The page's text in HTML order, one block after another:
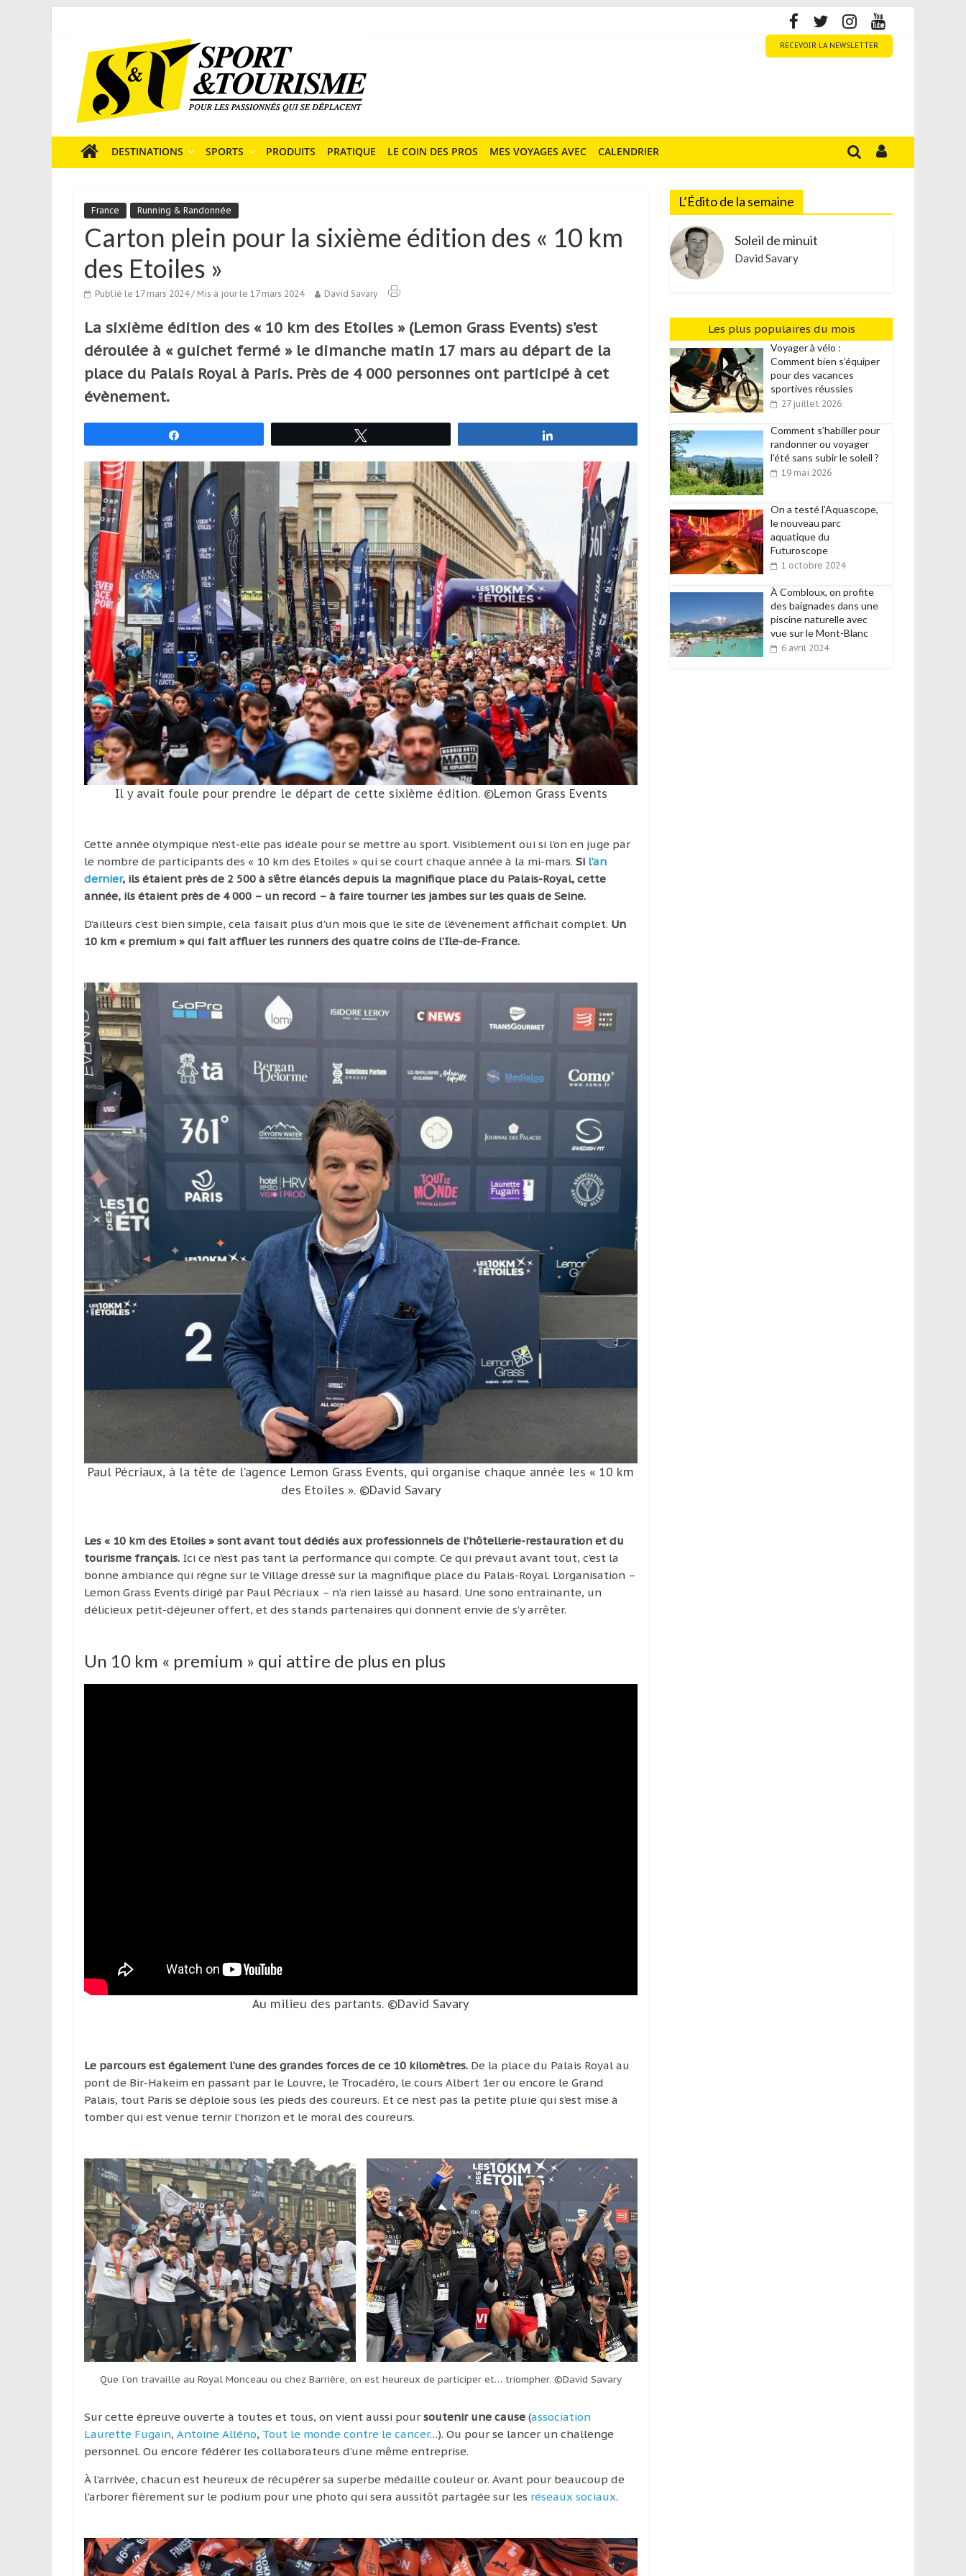
content
Tourisme
est
un
média
sur
sportif
qui
s’adresse
aux
ponctuels
ou
réguliers,
pratiquants,
passionnés
simples
spectateurs
se
déplacent
en
France
l’étranger
pour
assouvir
leur
passion,
tout
en
profitant
de
découverte
culturelle
d’une
région
RECEVOIR LA NEWSLETTER
DESTINATIONS SPORTS PRODUITS PRATIQUE LE COIN DES PROS MES VOYAGES AVEC CALENDRIER
France Running & Randonnée
Carton plein pour la sixième édition des « 10 km
des Etoiles »
Publié le 17 mars 2024/ Mis à jour le 17 mars 2024 David Savary
La sixième édition des « 10 km des Etoiles » (Lemon Grass Events) s’est
déroulée à « guichet fermé » le dimanche matin 17 mars au départ de la
place du Palais Royal à Paris. Près de 4 000 personnes ont participé à cet
évènement.
Il y avait foule pour prendre le départ de cette sixième édition. ©Lemon Grass Events
Cette année olympique n’est-elle pas idéale pour se mettre au sport. Visiblement oui si l’on en juge par
le nombre de participants des « 10 km des Etoiles » qui se court chaque année à la mi-mars. Si l’an
dernier, ils étaient près de 2 500 à s’être élancés depuis la magnifique place du Palais-Royal, cette
année, ils étaient près de 4 000 – un record – à faire tourner les jambes sur les quais de Seine.
D’ailleurs c’est bien simple, cela faisait plus d’un mois que le site de l’évènement affichait complet. Un
10 km « premium » qui fait affluer les runners des quatre coins de l’Ile-de-France.
Paul Pécriaux, à la tête de l’agence Lemon Grass Events, qui organise chaque année les « 10 km
des Etoiles ». ©David Savary
Les « 10 km des Etoiles » sont avant tout dédiés aux professionnels de l’hôtellerie-restauration et du
tourisme français. Ici ce n’est pas tant la performance qui compte. Ce qui prévaut avant tout, c’est la
bonne ambiance qui règne sur le Village dressé sur la magnifique place du Palais-Royal. L’organisation –
Lemon Grass Events dirigé par Paul Pécriaux – n’a rien laissé au hasard. Une sono entrainante, un
délicieux petit-déjeuner offert, et des stands partenaires qui donnent envie de s’y arrêter.
Un 10 km « premium » qui attire de plus en plus
Au milieu des partants. ©David Savary
Le parcours est également l’une des grandes forces de ce 10 kilomètres. De la place du Palais Royal au
pont de Bir-Hakeim en passant par le Louvre, le Trocadéro, le cours Albert 1er ou encore le Grand
Palais, tout Paris se déploie sous les pieds des coureurs. Et ce n’est pas la petite pluie qui s’est mise à
tomber qui est venue ternir l’horizon et le moral des coureurs.
Que l’on travaille au Royal Monceau ou chez Barrière, on est heureux de participer et… triompher. ©David Savary
Sur cette épreuve ouverte à toutes et tous, on vient aussi pour soutenir une cause (association
Laurette Fugain, Antoine Alléno, Tout le monde contre le cancer…). Ou pour se lancer un challenge
personnel. Ou encore fédérer les collaborateurs d’une même entreprise.
À l’arrivée, chacun est heureux de récupérer sa superbe médaille couleur or. Avant pour beaucoup de
l’arborer fièrement sur le podium pour une photo qui sera aussitôt partagée sur les réseaux sociaux.
L’Édito de la semaine
Soleil de minuit
David Savary
Les plus populaires du mois
Voyager à vélo :
Comment bien s’équiper
pour des vacances
sportives réussies
27 juillet 2026
Comment s’habiller pour
randonner ou voyager
l’été sans subir le soleil ?
19 mai 2026
On a testé l’Aquascope,
le nouveau parc
aquatique du
Futuroscope
1 octobre 2024
À Combloux, on profite
des baignades dans une
piscine naturelle avec
vue sur le Mont-Blanc
6 avril 2024